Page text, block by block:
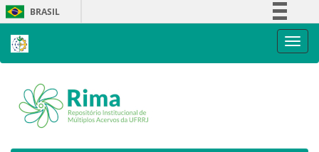
Skip
navigation
BRASIL